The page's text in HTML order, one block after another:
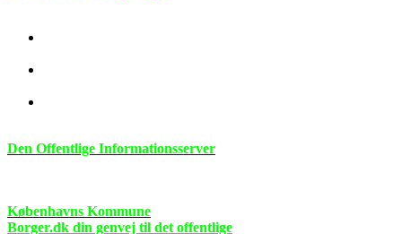
Den Offentlige Informationsserver
Københavns Kommune
Borger.dk din genvej til det offentlige